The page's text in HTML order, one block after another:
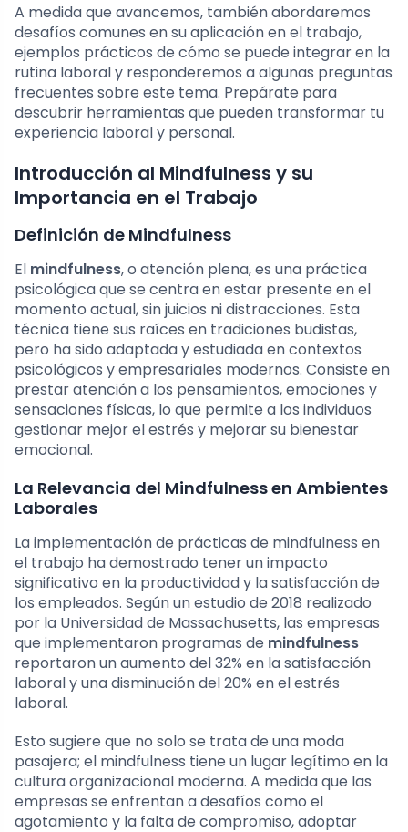
A medida que avancemos, también abordaremos
desafíos comunes en su aplicación en el trabajo,
ejemplos prácticos de cómo se puede integrar en la
rutina laboral y responderemos a algunas preguntas
frecuentes sobre este tema. Prepárate para
descubrir herramientas que pueden transformar tu
experiencia laboral y personal.
Introducción al Mindfulness y su
Importancia en el Trabajo
Definición de Mindfulness
El mindfulness, o atención plena, es una práctica
psicológica que se centra en estar presente en el
momento actual, sin juicios ni distracciones. Esta
técnica tiene sus raíces en tradiciones budistas,
pero ha sido adaptada y estudiada en contextos
psicológicos y empresariales modernos. Consiste en
prestar atención a los pensamientos, emociones y
sensaciones físicas, lo que permite a los individuos
gestionar mejor el estrés y mejorar su bienestar
emocional.
La Relevancia del Mindfulness en Ambientes
Laborales
La implementación de prácticas de mindfulness en
el trabajo ha demostrado tener un impacto
significativo en la productividad y la satisfacción de
los empleados. Según un estudio de 2018 realizado
por la Universidad de Massachusetts, las empresas
que implementaron programas de mindfulness
reportaron un aumento del 32% en la satisfacción
laboral y una disminución del 20% en el estrés
laboral.
Esto sugiere que no solo se trata de una moda
pasajera; el mindfulness tiene un lugar legítimo en la
cultura organizacional moderna. A medida que las
empresas se enfrentan a desafíos como el
agotamiento y la falta de compromiso, adoptar